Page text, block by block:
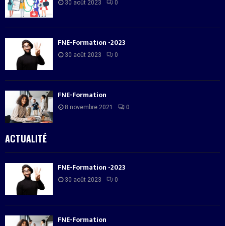
30 août 2023 0
FNE-Formation -2023
30 août 2023 0
FNE-Formation
8 novembre 2021 0
ACTUALITÉ
FNE-Formation -2023
30 août 2023 0
FNE-Formation